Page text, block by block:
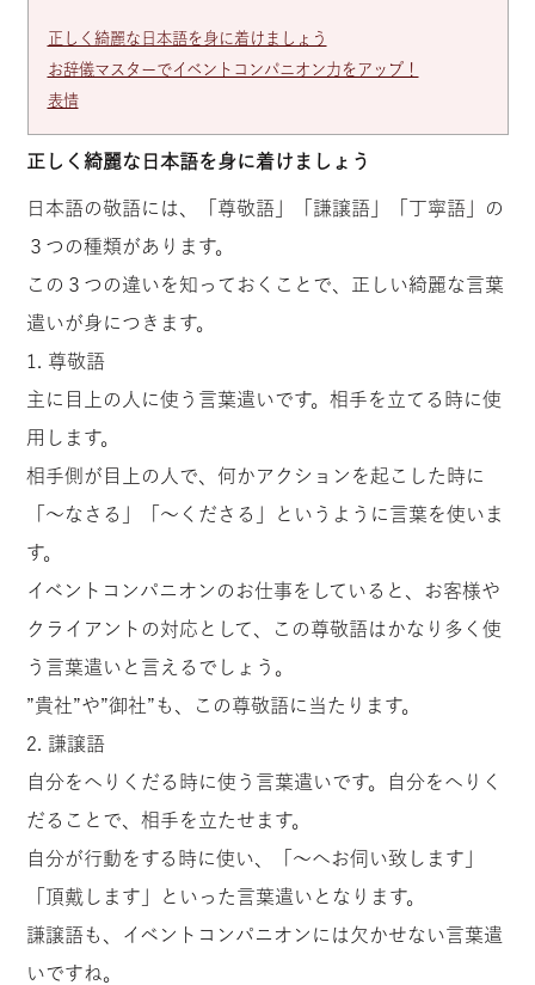
正しく綺麗な日本語を身に着けましょう
お辞儀マスターでイベントコンパニオン力をアップ！
表情
正しく綺麗な日本語を身に着けましょう
日本語の敬語には、「尊敬語」「謙譲語」「丁寧語」の
３つの種類があります。
この３つの違いを知っておくことで、正しい綺麗な言葉
遣いが身につきます。
1. 尊敬語
主に目上の人に使う言葉遣いです。相手を立てる時に使
用します。
相手側が目上の人で、何かアクションを起こした時に
「～なさる」「～くださる」というように言葉を使いま
す。
イベントコンパニオンのお仕事をしていると、お客様や
クライアントの対応として、この尊敬語はかなり多く使
う言葉遣いと言えるでしょう。
”貴社”や”御社”も、この尊敬語に当たります。
2. 謙譲語
自分をへりくだる時に使う言葉遣いです。自分をへりく
だることで、相手を立たせます。
自分が行動をする時に使い、「～へお伺い致します」
「頂戴します」といった言葉遣いとなります。
謙譲語も、イベントコンパニオンには欠かせない言葉遣
いですね。